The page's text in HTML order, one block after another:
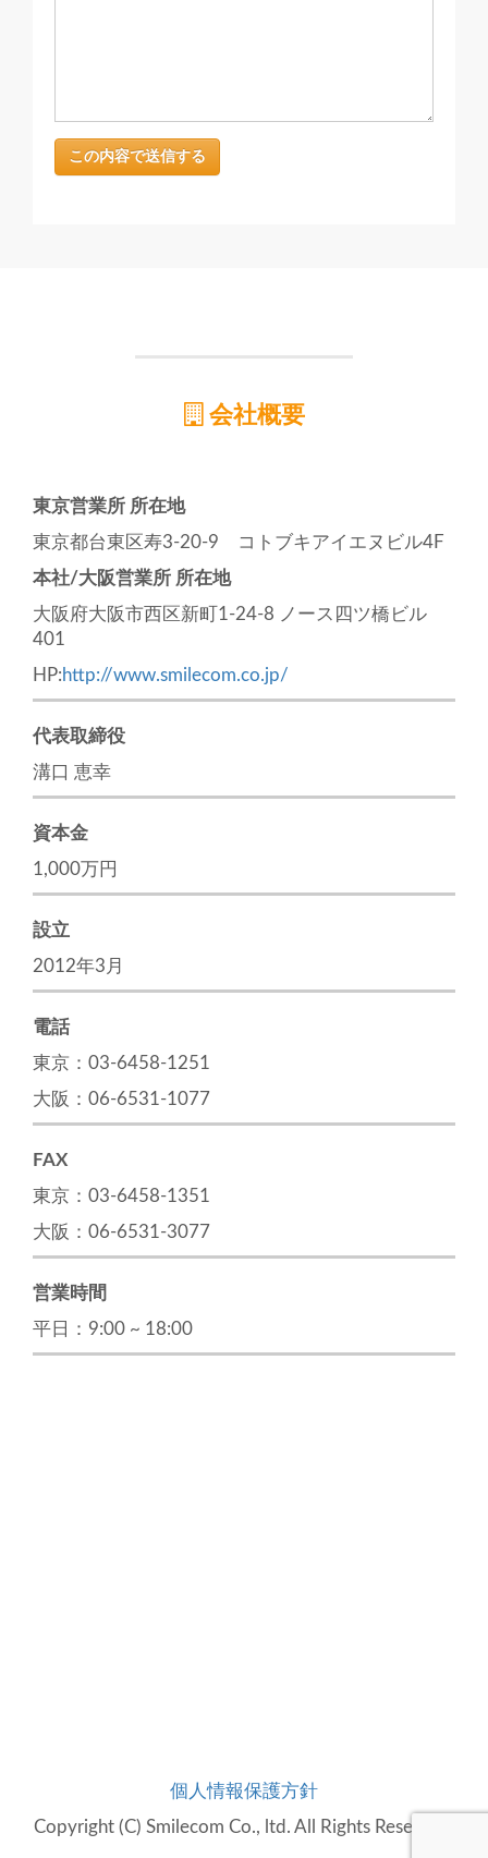
会社概要
東京営業所 所在地
東京都台東区寿3-20-9 コトブキアイエヌビル4F
本社/大阪営業所 所在地
大阪府大阪市西区新町1-24-8 ノース四ツ橋ビル
401
HP:http://www.smilecom.co.jp/
代表取締役
溝口 恵幸
資本金
1,000万円
設立
2012年3月
電話
東京：03-6458-1251
大阪：06-6531-1077
FAX
東京：03-6458-1351
大阪：06-6531-3077
営業時間
平日：9:00 ~ 18:00
個人情報保護方針
Copyright (C) Smilecom Co., ltd. All Rights Reserved.